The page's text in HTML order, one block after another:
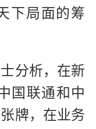
下局面的筹
分析，在新
国联通和中
牌，在业务